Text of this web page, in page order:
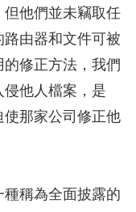
他們並未竊取任
由器和文件可被
修正方法，我們
他人檔案，是
那家公司修正他
稱為全面披露的